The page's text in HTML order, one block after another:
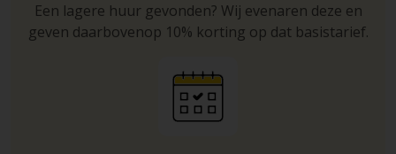
Een lagere huur gevonden? Wij evenaren deze en
geven daarbovenop 10% korting op dat basistarief.